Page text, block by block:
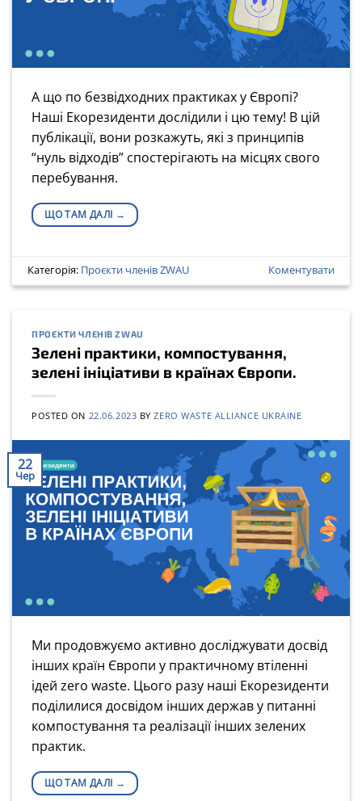
А що по безвідходних практиках у Європі?
Наші Екорезиденти дослідили і цю тему! В цій
публікації, вони розкажуть, які з принципів
“нуль відходів” спостерігають на місцях свого
перебування.
ЩО ТАМ ДАЛІ →
Категорія: Проєкти членів ZWAU Коментувати
ПРОЄКТИ ЧЛЕНІВ ZWAU
Зелені практики, компостування,
зелені ініціативи в країнах Європи.
POSTED ON 22.06.2023 BYZERO WASTE ALLIANCE UKRAINE
22
Чер
Ми продовжуємо активно досліджувати досвід
інших країн Європи у практичному втіленні
ідей zero waste. Цього разу наші Екорезиденти
поділилися досвідом інших держав у питанні
компостування та реалізації інших зелених
практик.
ЩО ТАМ ДАЛІ →